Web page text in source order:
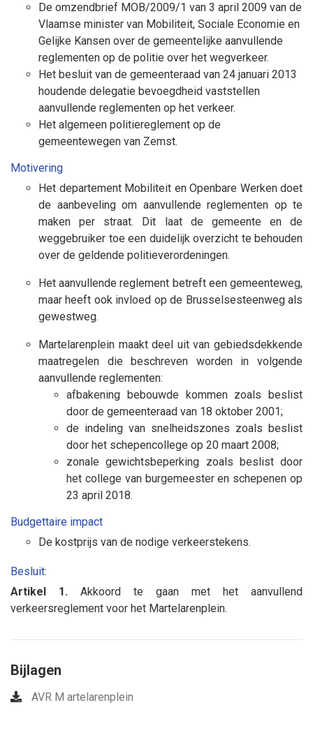
De omzendbrief MOB/2009/1 van 3 april 2009 van de
Vlaamse minister van Mobiliteit, Sociale Economie en
Gelijke Kansen over de gemeentelijke aanvullende
reglementen op de politie over het wegverkeer.
Het besluit van de gemeenteraad van 24 januari 2013
houdende delegatie bevoegdheid vaststellen
aanvullende reglementen op het verkeer.
Het algemeen politiereglement op de
gemeentewegen van Zemst.
Motivering
Het departement Mobiliteit en Openbare Werken doet
de aanbeveling om aanvullende reglementen op te
maken per straat. Dit laat de gemeente en de
weggebruiker toe een duidelijk overzicht te behouden
over de geldende politieverordeningen.
Het aanvullende reglement betreft een gemeenteweg,
maar heeft ook invloed op de Brusselsesteenweg als
gewestweg.
Martelarenplein maakt deel uit van gebiedsdekkende
maatregelen die beschreven worden in volgende
aanvullende reglementen:
afbakening bebouwde kommen zoals beslist
door de gemeenteraad van 18 oktober 2001;
de indeling van snelheidszones zoals beslist
door het schepencollege op 20 maart 2008;
zonale gewichtsbeperking zoals beslist door
het college van burgemeester en schepenen op
23 april 2018.
Budgettaire impact
De kostprijs van de nodige verkeerstekens.
Besluit:
Artikel 1. Akkoord te gaan met het aanvullend
verkeersreglement voor het Martelarenplein.
Bijlagen
AVR M artelarenplein